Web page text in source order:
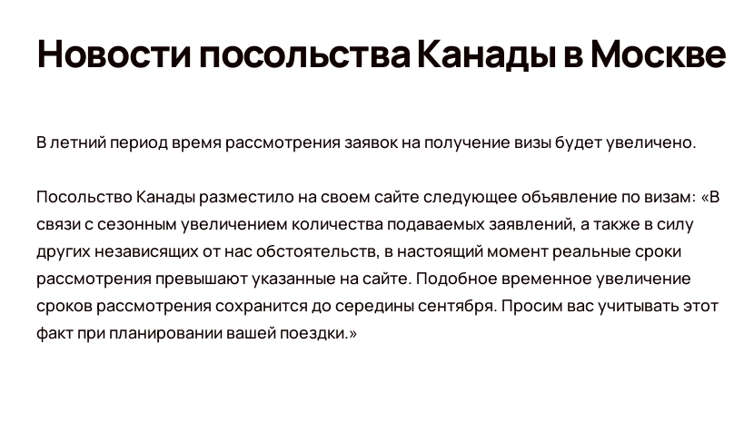
Новости посольства Канады в Москве
В летний период время рассмотрения заявок на получение визы будет увеличено.
Посольство Канады разместило на своем сайте следующее объявление по визам: «В
связи с сезонным увеличением количества подаваемых заявлений, а также в силу
других независящих от нас обстоятельств, в настоящий момент реальные сроки
рассмотрения превышают указанные на сайте. Подобное временное увеличение
сроков рассмотрения сохранится до середины сентября. Просим вас учитывать этот
факт при планировании вашей поездки.»